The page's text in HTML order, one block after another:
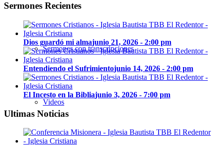
Sermones con transcripciones
Videos
Sermones Recientes
Dios guardó mi almajunio 21, 2026 - 2:00 pm
Entendiendo el Sufrimientojunio 14, 2026 - 2:00 pm
El Incesto en la Bibliajunio 3, 2026 - 7:00 pm
Ultimas Noticias